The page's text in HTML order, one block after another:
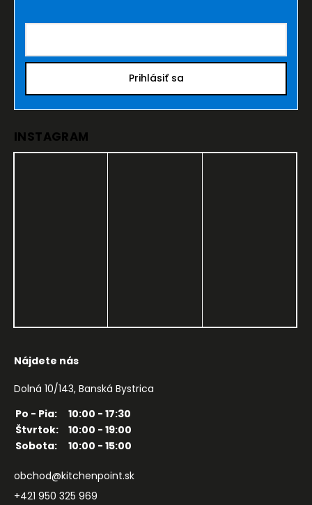
Prihlásiť sa
INSTAGRAM
Nájdete nás
Dolná 10/143, Banská Bystrica
Po - Pia:
10:00 - 17:30
Štvrtok:
10:00 - 19:00
Sobota:
10:00 - 15:00
obchod@kitchenpoint.sk
+421 950 325 969